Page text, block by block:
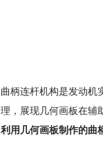
曲柄连杆机构是发动机
理，展现几何画板在辅
利用几何画板制作的曲